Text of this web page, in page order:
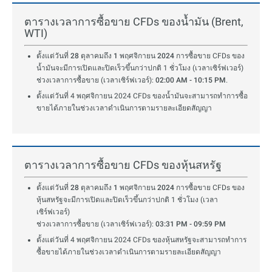
ตารางเวลาการซื้อขาย CFDs ของน้ำมัน (Brent,
WTI)
ตั้งแต่วันที่ 28 ตุลาคมถึง 1 พฤศจิกายน 2024 การซื้อขาย CFDs ของ
น้ำมันจะมีการเปิดและปิดเร็วขึ้นกว่าปกติ 1 ชั่วโมง (เวลาเซิร์ฟเวอร์)
ช่วงเวลาการซื้อขาย (เวลาเซิร์ฟเวอร์): 02:00 AM - 10:15 PM.
ตั้งแต่วันที่ 4 พฤศจิกายน 2024 CFDs ของน้ำมันจะสามารถทำการซื้อ
ขายได้ภายในช่วงเวลาดำเนินการตามรายละเอียดสัญญา
ตารางเวลาการซื้อขาย CFDs ของหุ้นสหรัฐ
ตั้งแต่วันที่ 28 ตุลาคมถึง 1 พฤศจิกายน 2024 การซื้อขาย CFDs ของ
หุ้นสหรัฐจะมีการเปิดและปิดเร็วขึ้นกว่าปกติ 1 ชั่วโมง (เวลา
เซิร์ฟเวอร์)
ช่วงเวลาการซื้อขาย (เวลาเซิร์ฟเวอร์): 03:31 PM - 09:59 PM
ตั้งแต่วันที่ 4 พฤศจิกายน 2024 CFDs ของหุ้นสหรัฐจะสามารถทำการ
ซื้อขายได้ภายในช่วงเวลาดำเนินการตามรายละเอียดสัญญา